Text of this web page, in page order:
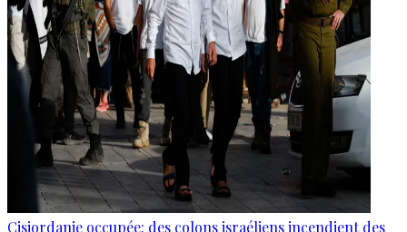
Cisjordanie occupée: des colons israéliens incendient des